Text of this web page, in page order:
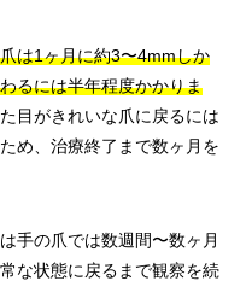
は1ヶ月に約3〜4mmしか
るには半年程度かかりま
目がきれいな爪に戻るには
め、治療終了まで数ヶ月を
手の爪では数週間〜数ヶ月
な状態に戻るまで観察を続